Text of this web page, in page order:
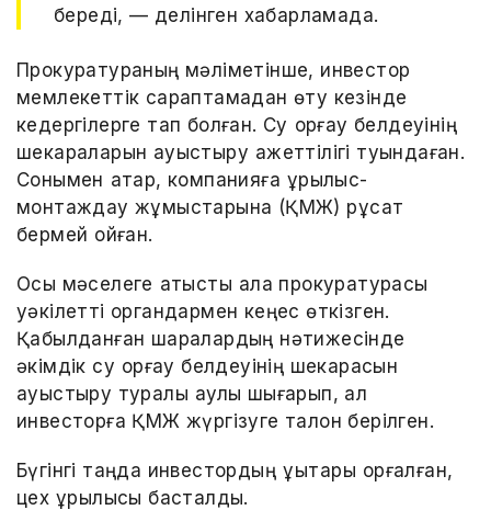
береді, — делінген хабарламада.
Прокуратураның мәліметінше, инвестор
мемлекеттік сараптамадан өту кезінде
кедергілерге тап болған. Су қорғау белдеуінің
шекараларын ауыстыру қажеттілігі туындаған.
Сонымен қатар, компанияға құрылыс-
монтаждау жұмыстарына (ҚМЖ) рұқсат
бермей қойған.
Осы мәселеге қатысты қала прокуратурасы
уәкілетті органдармен кеңес өткізген.
Қабылданған шаралардың нәтижесінде
әкімдік су қорғау белдеуінің шекарасын
ауыстыру туралы қаулы шығарып, ал
инвесторға ҚМЖ жүргізуге талон берілген.
Бүгінгі таңда инвестордың құқықтары қорғалған,
цех құрылысы басталды.